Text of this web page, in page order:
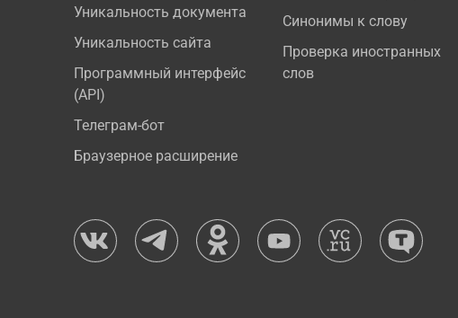
Уникальность документа
Уникальность сайта
Программный интерфейс
(API)
Телеграм-бот
Браузерное расширение
Синонимы к слову
Проверка иностранных
слов